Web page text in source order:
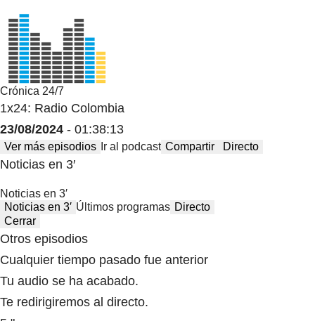
Crónica 24/7
1x24: Radio Colombia
23/08/2024 - 01:38:13
Ver más episodios Ir al podcast Compartir Directo
Noticias en 3′
Noticias en 3′
Noticias en 3′ Últimos programas Directo
Cerrar
Otros episodios
Cualquier tiempo pasado fue anterior
Tu audio se ha acabado.
Te redirigiremos al directo.